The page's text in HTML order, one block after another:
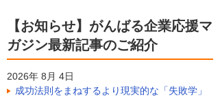
【お知らせ】がんばる企業応援マ
ガジン最新記事のご紹介
2026年 8月 4日
成功法則をまねするより現実的な「失敗学」